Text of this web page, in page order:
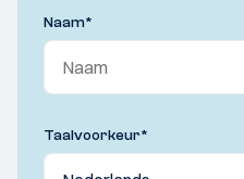
Naam*
Taalvoorkeur*